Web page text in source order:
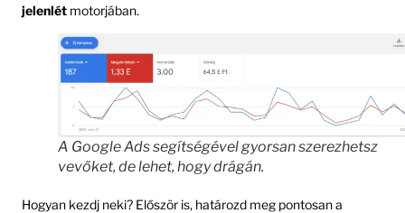
jelenlét motorjában.
A Google Ads segítségével gyorsan szerezhetsz
vevőket, de lehet, hogy drágán.
Hogyan kezdj neki? Először is, határozd meg pontosan a